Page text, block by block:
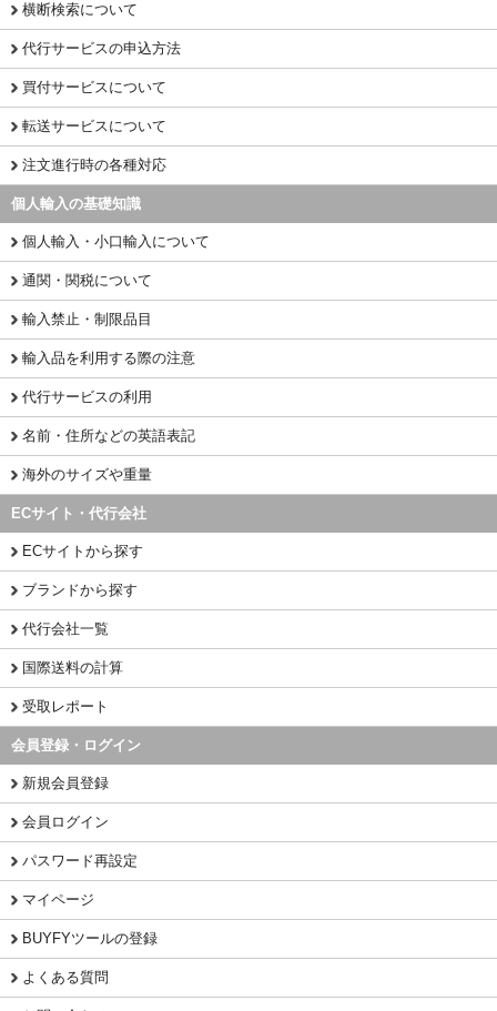
横断検索について
代行サービスの申込方法
買付サービスについて
転送サービスについて
注文進行時の各種対応
個人輸入の基礎知識
個人輸入・小口輸入について
通関・関税について
輸入禁止・制限品目
輸入品を利用する際の注意
代行サービスの利用
名前・住所などの英語表記
海外のサイズや重量
ECサイト・代行会社
ECサイトから探す
ブランドから探す
代行会社一覧
国際送料の計算
受取レポート
会員登録・ログイン
新規会員登録
会員ログイン
パスワード再設定
マイページ
BUYFYツールの登録
よくある質問